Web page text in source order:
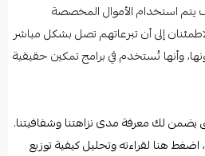
يتم استخدام الأموال المخصصة
إلى أن تبرعاتهم تصل بشكل مباشر
وأنها تُستخدم في برامج تمكين حقيقية
يضمن لك معرفة مدى نزاهتنا وشفافيتنا.
اضغط هنا لقراءته وتحليل كيفية توزيع